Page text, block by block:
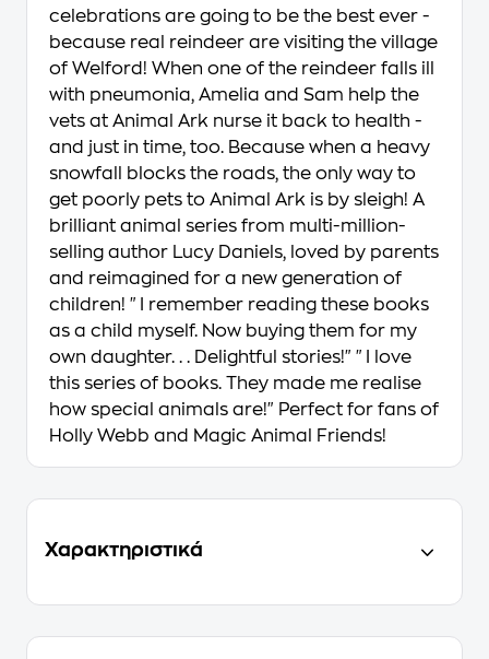
celebrations are going to be the best ever -
because real reindeer are visiting the village
of Welford! When one of the reindeer falls ill
with pneumonia, Amelia and Sam help the
vets at Animal Ark nurse it back to health -
and just in time, too. Because when a heavy
snowfall blocks the roads, the only way to
get poorly pets to Animal Ark is by sleigh! A
brilliant animal series from multi-million-
selling author Lucy Daniels, loved by parents
and reimagined for a new generation of
children! "I remember reading these books
as a child myself. Now buying them for my
own daughter. . . Delightful stories!" "I love
this series of books. They made me realise
how special animals are!" Perfect for fans of
Holly Webb and Magic Animal Friends!
Χαρακτηριστικά